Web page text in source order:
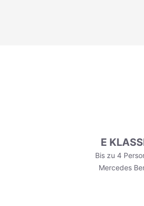
E
Bis zu 4
Mercedes